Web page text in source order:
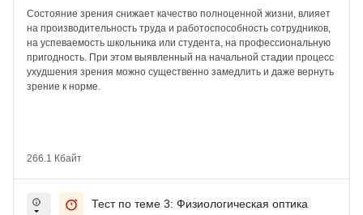
Состояние зрения снижает качество полноценной жизни, влияет
на производительность труда и работоспособность сотрудников,
на успеваемость школьника или студента, на профессиональную
пригодность. При этом выявленный на начальной стадии процесс
ухудшения зрения можно существенно замедлить и даже вернуть
зрение к норме.
266.1 Кбайт
Тест по теме 3: Физиологическая оптика